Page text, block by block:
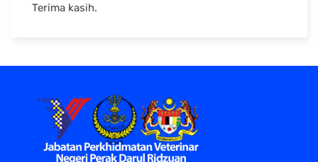
Terima kasih.